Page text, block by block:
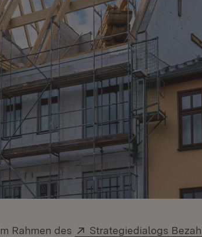
Rahmen des Extern:
Strategiedialogs